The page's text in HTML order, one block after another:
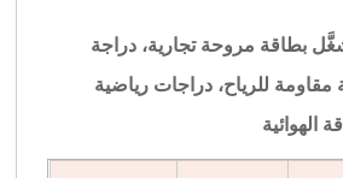
بطاقة مروحة تجارية، دراجة
للرياح، دراجات رياضية
الهوائية